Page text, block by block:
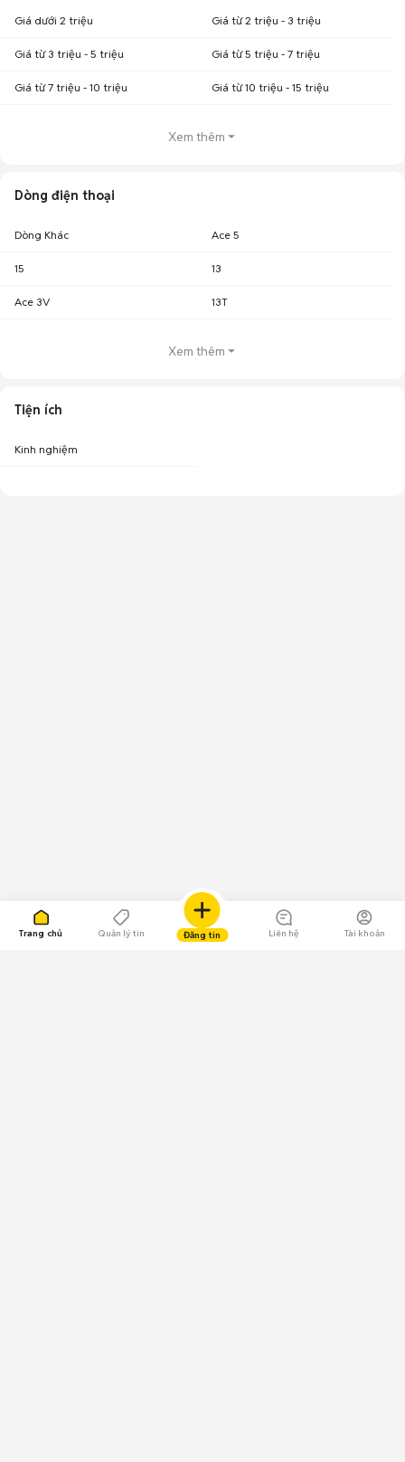
Trang chủ Quản lý tin Đăng tin Liên hệ Tài khoản
Giá dưới 2 triệu Giá từ 2 triệu - 3 triệu
Giá từ 3 triệu - 5 triệu Giá từ 5 triệu - 7 triệu
Giá từ 7 triệu - 10 triệu Giá từ 10 triệu - 15 triệu
Xem thêm
Dòng điện thoại
Dòng Khác Ace 5
15 13
Ace 3V 13T
Xem thêm
Tiện ích
Kinh nghiệm